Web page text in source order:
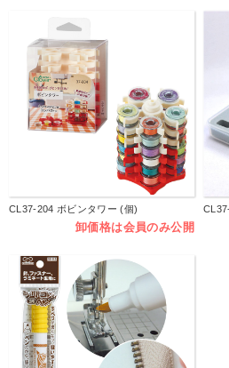
CL37-204 ボビンタワー (個)
卸価格は会員のみ公開